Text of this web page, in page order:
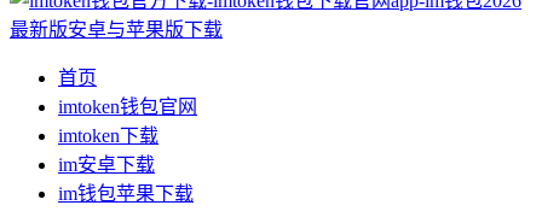
首页
imtoken钱包官网
imtoken下载
im安卓下载
im钱包苹果下载